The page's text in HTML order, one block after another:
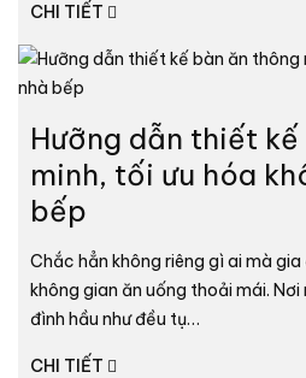
CHI TIẾT
Hưỡng dẫn thiết
minh, tối ưu hóa
bếp
Chắc hẳn không riêng gì ai mà
không gian ăn uống thoải mái.
đình hầu như đều tụ…
CHI TIẾT